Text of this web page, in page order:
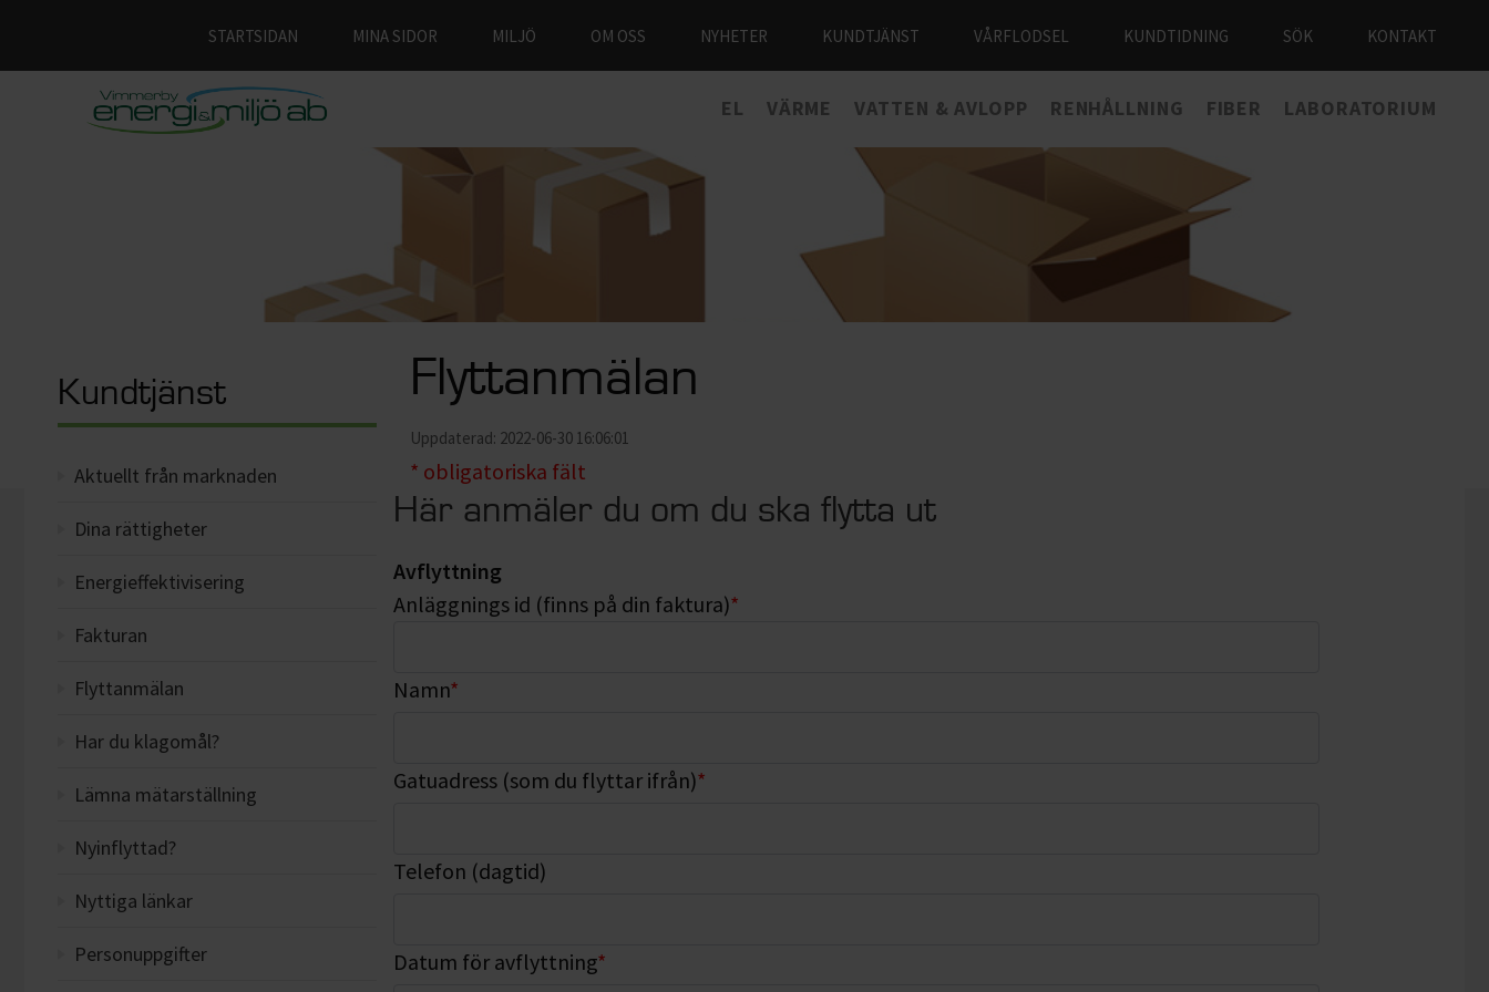
STARTSIDAN MINA SIDOR MILJÖ OM OSS NYHETER KUNDTJÄNST VÅRFLODSEL KUNDTIDNING SÖK KONTAKT
EL VÄRME VATTEN & AVLOPP RENHÅLLNING FIBER LABORATORIUM
Kundtjänst
Aktuellt från marknaden
Dina rättigheter
Energieffektivisering
Fakturan
Flyttanmälan
Har du klagomål?
Lämna mätarställning
Nyinflyttad?
Nyttiga länkar
Personuppgifter
Flyttanmälan
Uppdaterad: 2022-06-30 16:06:01
* obligatoriska fält
Här anmäler du om du ska flytta ut
Avflyttning
Anläggnings id (finns på din faktura)*
Namn*
Gatuadress (som du flyttar ifrån)*
Telefon (dagtid)
Datum för avflyttning*